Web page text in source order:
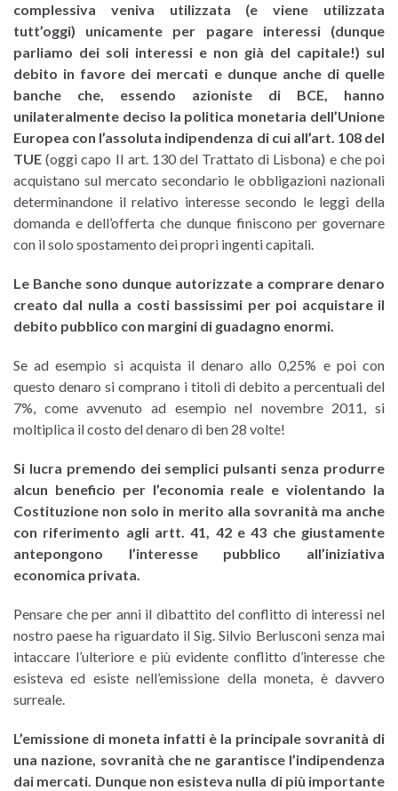
complessiva veniva utilizzata (e viene utilizzata
tutt’oggi) unicamente per pagare interessi (dunque
parliamo dei soli interessi e non già del capitale!) sul
debito in favore dei mercati e dunque anche di quelle
banche che, essendo azioniste di BCE, hanno
unilateralmente deciso la politica monetaria dell’Unione
Europea con l’assoluta indipendenza di cui all’art. 108 del
TUE (oggi capo II art. 130 del Trattato di Lisbona) e che poi
acquistano sul mercato secondario le obbligazioni nazionali
determinandone il relativo interesse secondo le leggi della
domanda e dell’offerta che dunque finiscono per governare
con il solo spostamento dei propri ingenti capitali.
Le Banche sono dunque autorizzate a comprare denaro
creato dal nulla a costi bassissimi per poi acquistare il
debito pubblico con margini di guadagno enormi.
Se ad esempio si acquista il denaro allo 0,25% e poi con
questo denaro si comprano i titoli di debito a percentuali del
7%, come avvenuto ad esempio nel novembre 2011, si
moltiplica il costo del denaro di ben 28 volte!
Si lucra premendo dei semplici pulsanti senza produrre
alcun beneficio per l’economia reale e violentando la
Costituzione non solo in merito alla sovranità ma anche
con riferimento agli artt. 41, 42 e 43 che giustamente
antepongono l’interesse pubblico all’iniziativa
economica privata.
Pensare che per anni il dibattito del conflitto di interessi nel
nostro paese ha riguardato il Sig. Silvio Berlusconi senza mai
intaccare l’ulteriore e più evidente conflitto d’interesse che
esisteva ed esiste nell’emissione della moneta, è davvero
surreale.
L’emissione di moneta infatti è la principale sovranità di
una nazione, sovranità che ne garantisce l’indipendenza
dai mercati. Dunque non esisteva nulla di più importante